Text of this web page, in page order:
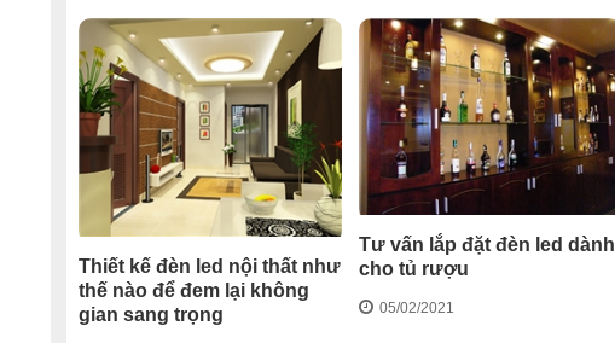
Thiết kế đèn led nội thất như
thế nào để đem lại không
gian sang trọng
Tư vấn lắp đặt đèn led dành
cho tủ rượu
05/02/2021